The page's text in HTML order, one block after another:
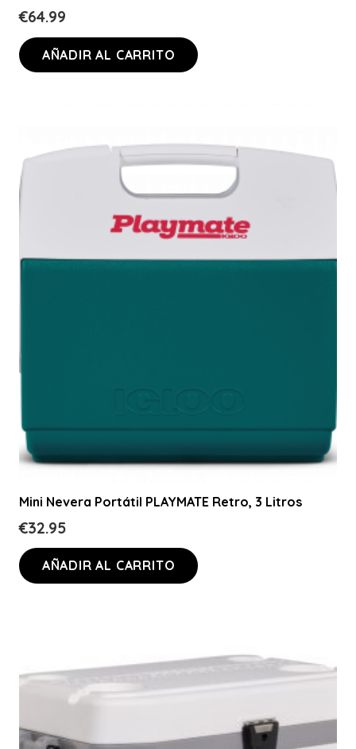
€64.99
AÑADIR AL CARRITO
Mini Nevera Portátil PLAYMATE Retro, 3 Litros
€32.95
AÑADIR AL CARRITO